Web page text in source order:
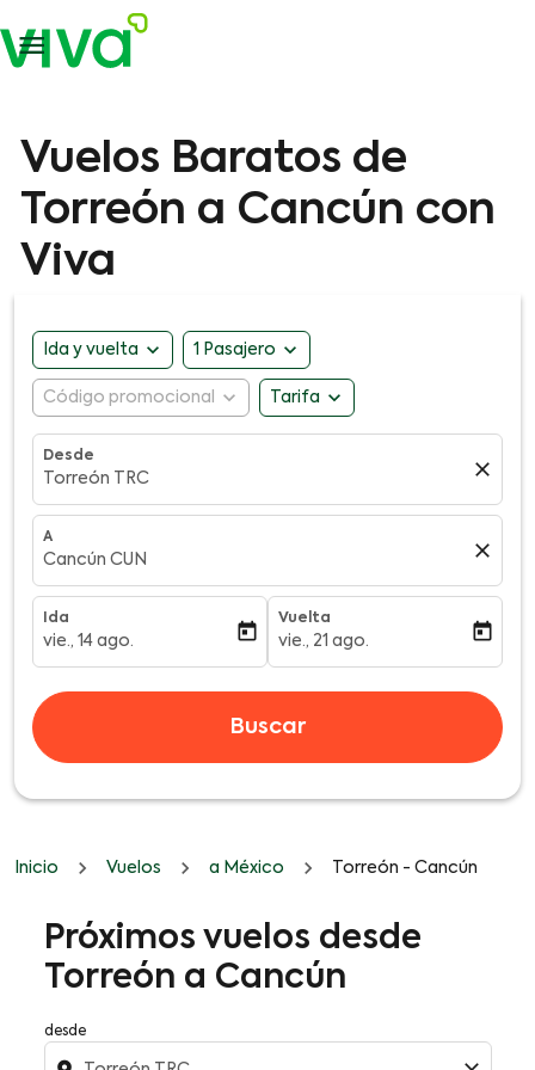

Vuelos Baratos de
Torreón a Cancún con
Viva
Ida y vuelta expand_more 1 Pasajero expand_more
Código promocional expand_more Tarifa expand_more
Desde
Torreón TRC close
A
Cancún CUN close
Ida
fc-booking-departure-date-aria-label
vie., 14 ago. today
Vuelta
fc-booking-return-date-aria-
vie., 21 ago. today
Buscar
Inicio Vuelos a México Torreón - Cancún
Próximos vuelos desde
Torreón a Cancún
desde